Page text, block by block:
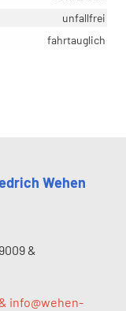
unfallfrei
fahrtauglich
Wehen
&
info@wehen-